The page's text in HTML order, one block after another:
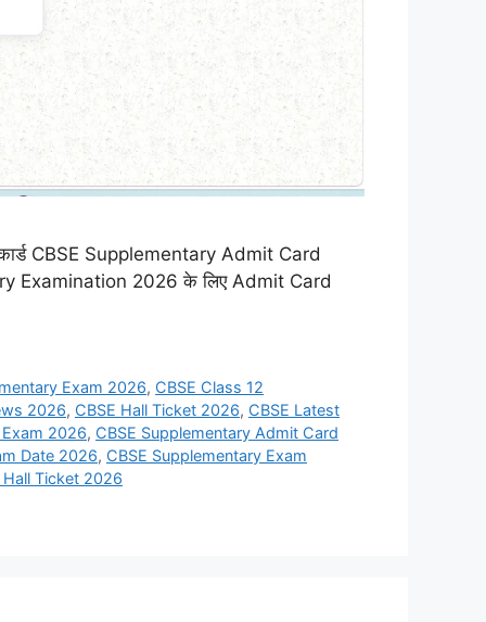
CBSE Supplementary Admit Card
Examination 2026 के लिए Admit Card
Exam 2026, CBSE Class 12
2026, CBSE Hall Ticket 2026, CBSE Latest
2026, CBSE Supplementary Admit Card
Date 2026, CBSE Supplementary Exam
Hall Ticket 2026